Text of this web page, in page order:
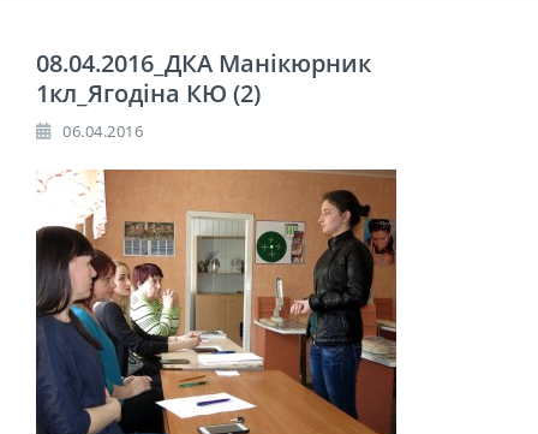
08.04.2016_ДКА Манікюрник
1кл_Ягодіна КЮ (2)
06.04.2016